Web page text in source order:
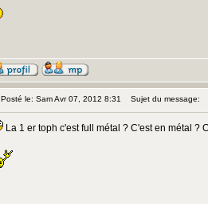
Posté le: Sam Avr 07, 2012 8:31 Sujet du message:
La 1 er toph c'est full métal ? C'est en métal ?